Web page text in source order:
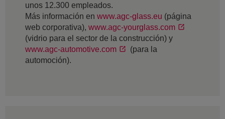
unos 12.300 empleados.
Más información en www.agc-glass.eu (página
web corporativa), www.agc-yourglass.com
(vidrio para el sector de la construcción) y
www.agc-automotive.com
(para la
automoción).